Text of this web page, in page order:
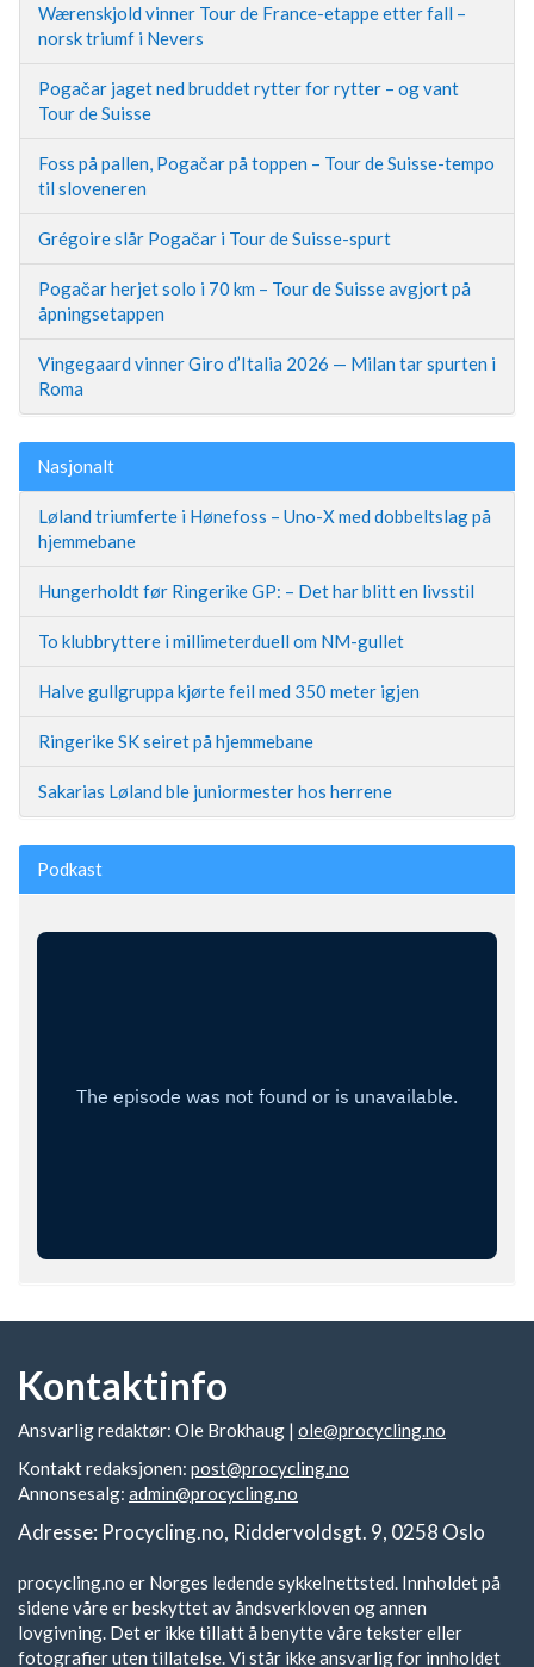
Wærenskjold vinner Tour de France-etappe etter fall –
norsk triumf i Nevers
Pogačar jaget ned bruddet rytter for rytter – og vant
Tour de Suisse
Foss på pallen, Pogačar på toppen – Tour de Suisse-tempo
til sloveneren
Grégoire slår Pogačar i Tour de Suisse-spurt
Pogačar herjet solo i 70 km – Tour de Suisse avgjort på
åpningsetappen
Vingegaard vinner Giro d’Italia 2026 — Milan tar spurten i
Roma
Nasjonalt
Løland triumferte i Hønefoss – Uno-X med dobbeltslag på
hjemmebane
Hungerholdt før Ringerike GP: – Det har blitt en livsstil
To klubbryttere i millimeterduell om NM-gullet
Halve gullgruppa kjørte feil med 350 meter igjen
Ringerike SK seiret på hjemmebane
Sakarias Løland ble juniormester hos herrene
Podkast
Kontaktinfo
Ansvarlig redaktør: Ole Brokhaug | ole@procycling.no
Kontakt redaksjonen: post@procycling.no
Annonsesalg: admin@procycling.no
Adresse: Procycling.no, Riddervoldsgt. 9, 0258 Oslo
procycling.no er Norges ledende sykkelnettsted. Innholdet på
sidene våre er beskyttet av åndsverkloven og annen
lovgivning. Det er ikke tillatt å benytte våre tekster eller
fotografier uten tillatelse. Vi står ikke ansvarlig for innholdet